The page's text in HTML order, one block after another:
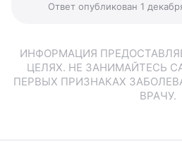
Ответ опубликован 1
ИНФОРМАЦИЯ
ЦЕЛЯХ. НЕ ЗАНИМАЙТЕСЬ
ПЕРВЫХ ПРИЗНАКАХ
ВРАЧУ.